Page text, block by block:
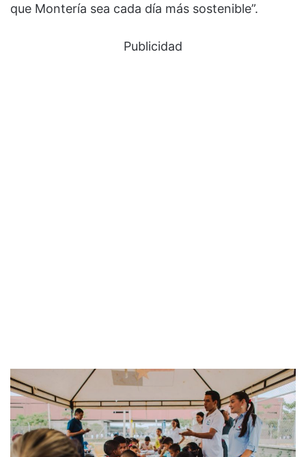
que Montería sea cada día más sostenible”.
Publicidad